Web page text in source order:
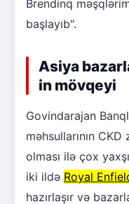
Brendinq
başlayıb".
Asiya
in mövqeyi
Govindarajan
məhsullarının
olması ilə çox
iki ildə Royal
hazırlaşır və